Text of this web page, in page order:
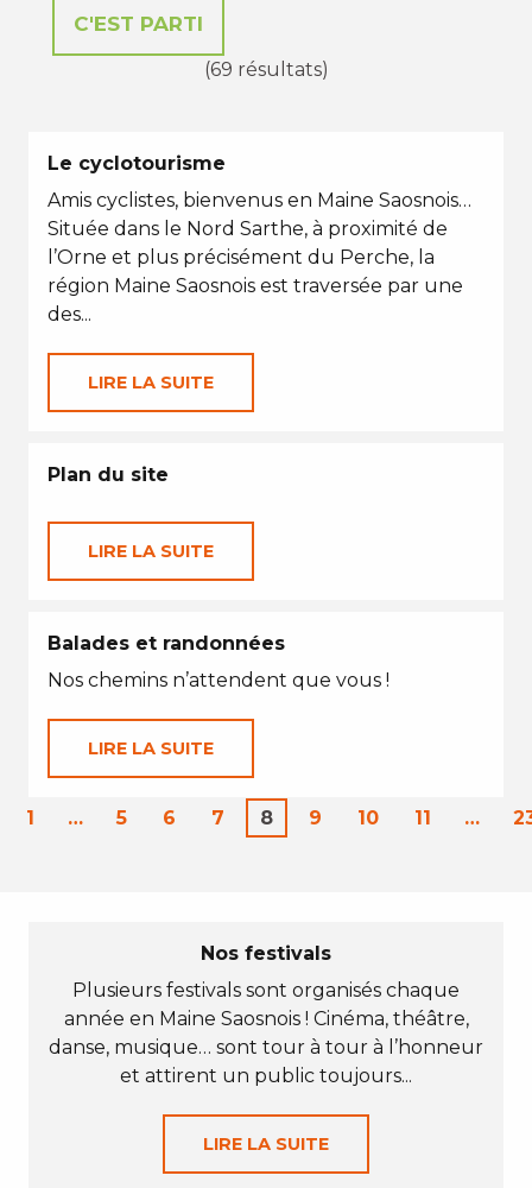
(69 résultats)
Le cyclotourisme
Amis cyclistes, bienvenus en Maine Saosnois…
Située dans le Nord Sarthe, à proximité de
l’Orne et plus précisément du Perche, la
région Maine Saosnois est traversée par une
des...
LIRE LA SUITE
Plan du site
LIRE LA SUITE
Balades et randonnées
Nos chemins n’attendent que vous !
LIRE LA SUITE
1 … 5 6 7 8 9 10 11 …
Nos festivals
Plusieurs festivals sont organisés chaque
année en Maine Saosnois ! Cinéma, théâtre,
danse, musique… sont tour à tour à l’honneur
et attirent un public toujours...
LIRE LA SUITE